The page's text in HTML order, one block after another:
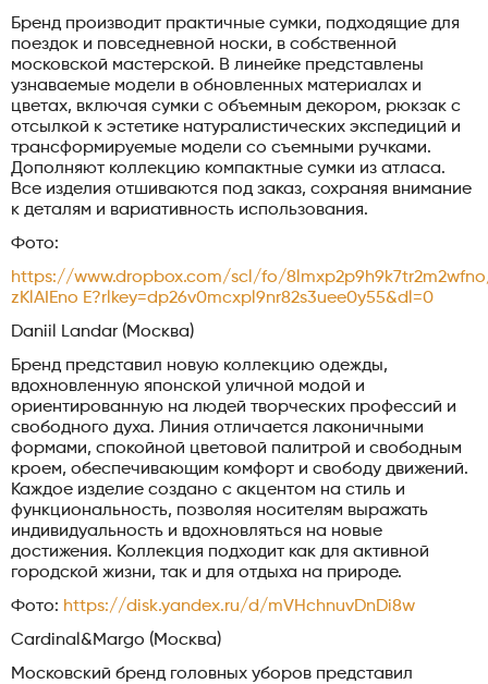
Бренд производит практичные сумки, подходящие для
поездок и повседневной носки, в собственной
московской мастерской. В линейке представлены
узнаваемые модели в обновленных материалах и
цветах, включая сумки с объемным декором, рюкзак с
отсылкой к эстетике натуралистических экспедиций и
трансформируемые модели со съемными ручками.
Дополняют коллекцию компактные сумки из атласа.
Все изделия отшиваются под заказ, сохраняя внимание
к деталям и вариативность использования.
Фото:
https://www.dropbox.com/scl/fo/
zKlAIEno E?rlkey=dp26v0mcxpl9nr82s3uee0y55&dl=0
Daniil Landar (Москва)
Бренд представил новую коллекцию одежды,
вдохновленную японской уличной модой и
ориентированную на людей творческих профессий и
свободного духа. Линия отличается лаконичными
формами, спокойной цветовой палитрой и свободным
кроем, обеспечивающим комфорт и свободу движений.
Каждое изделие создано с акцентом на стиль и
функциональность, позволяя носителям выражать
индивидуальность и вдохновляться на новые
достижения. Коллекция подходит как для активной
городской жизни, так и для отдыха на природе.
Фото: https://disk.yandex.ru/d/mVHchnuvDnDi8w
Cardinal&Margo (Москва)
Московский бренд головных уборов представил